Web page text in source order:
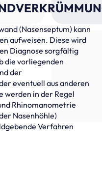
(Nasenseptum) kann
aufweisen. Diese wird
Diagnose sorgfältig
die vorliegenden
der
eventuell aus anderen
werden in der Regel
Rhinomanometrie
Nasenhöhle)
Verfahren